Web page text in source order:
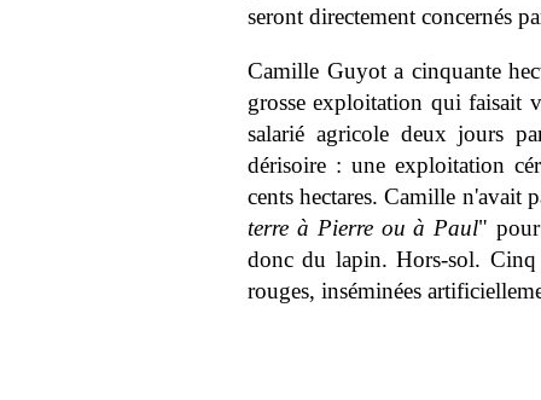
seront directement concernés
Camille Guyot a cinquante
grosse exploitation qui faisait
salarié agricole deux jours
dérisoire : une exploitation
cents hectares. Camille n'avait
terre à Pierre ou à Paul"
donc du lapin. Hors-sol. Cinq
rouges, inséminées